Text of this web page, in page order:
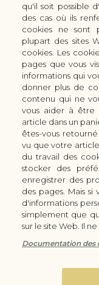
+33 (0) 3 51 42 66
Boutique
LES GAMMES DE
LES
CUTTERS &
LES SERVICES/
Bon à savoir
Manuel
Histoire du
Forme de lame
FAQ
Infos légales
Conditions
Vie privée
qu'il soit possible
des cas où ils
cookies ne sont
plupart des sites
cookies. Les
pages que vous
informations qui
donner plus de
contenu qui ne
vous aider à être
article dans un
êtes-vous
vu que votre
du travail des
stocker des
enregistrer des
des pages. Mais si
d'informations
simplement que
sur le site Web. Il
Documentation des